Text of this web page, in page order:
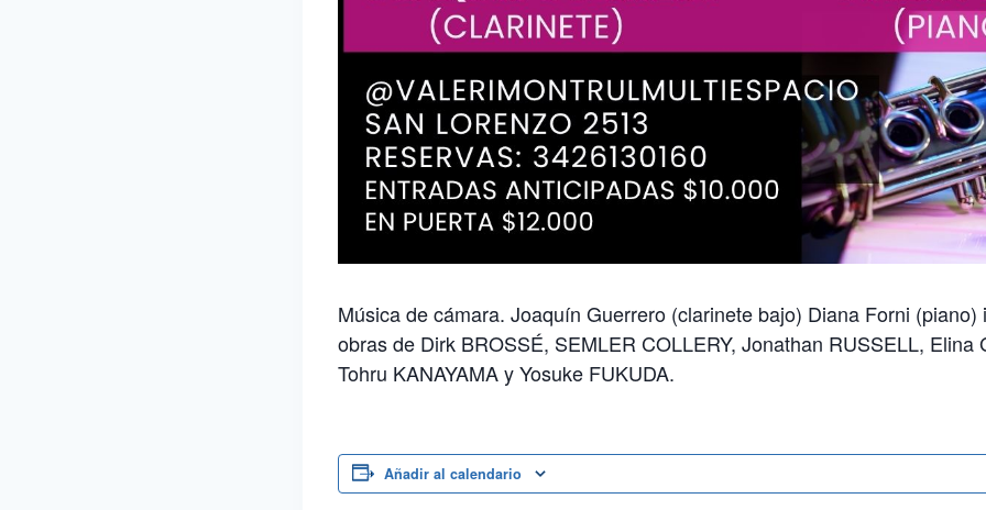
Música de cámara. Joaquín Guerrero (clarinete bajo) Diana Forni (piano)
obras de Dirk BROSSÉ, SEMLER COLLERY, Jonathan RUSSELL, Elina
Tohru KANAYAMA y Yosuke FUKUDA.
Añadir al calendario